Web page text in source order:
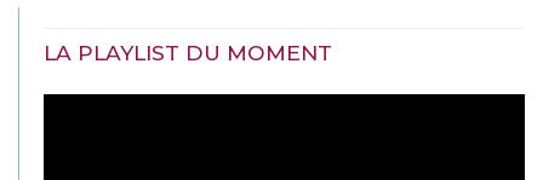
LA PLAYLIST DU MOMENT